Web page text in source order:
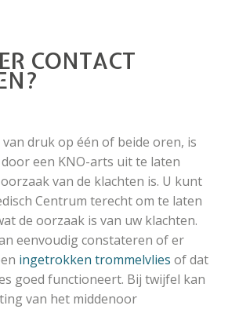
CONTACT
druk op één of beide oren, is
een KNO-arts uit te laten
van de klachten is. U kunt
Centrum terecht om te laten
de oorzaak is van uw klachten.
eenvoudig constateren of er
ingetrokken trommelvlies of dat
goed functioneert. Bij twijfel kan
van het middenoor